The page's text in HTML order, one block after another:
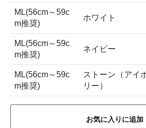
ML(56cm～59c
m推奨)
ホワイト
ML(56cm～59c
m推奨)
ネイビー
ML(56cm～59c
m推奨)
ストーン（アイ
リー）
お気に入りに追加